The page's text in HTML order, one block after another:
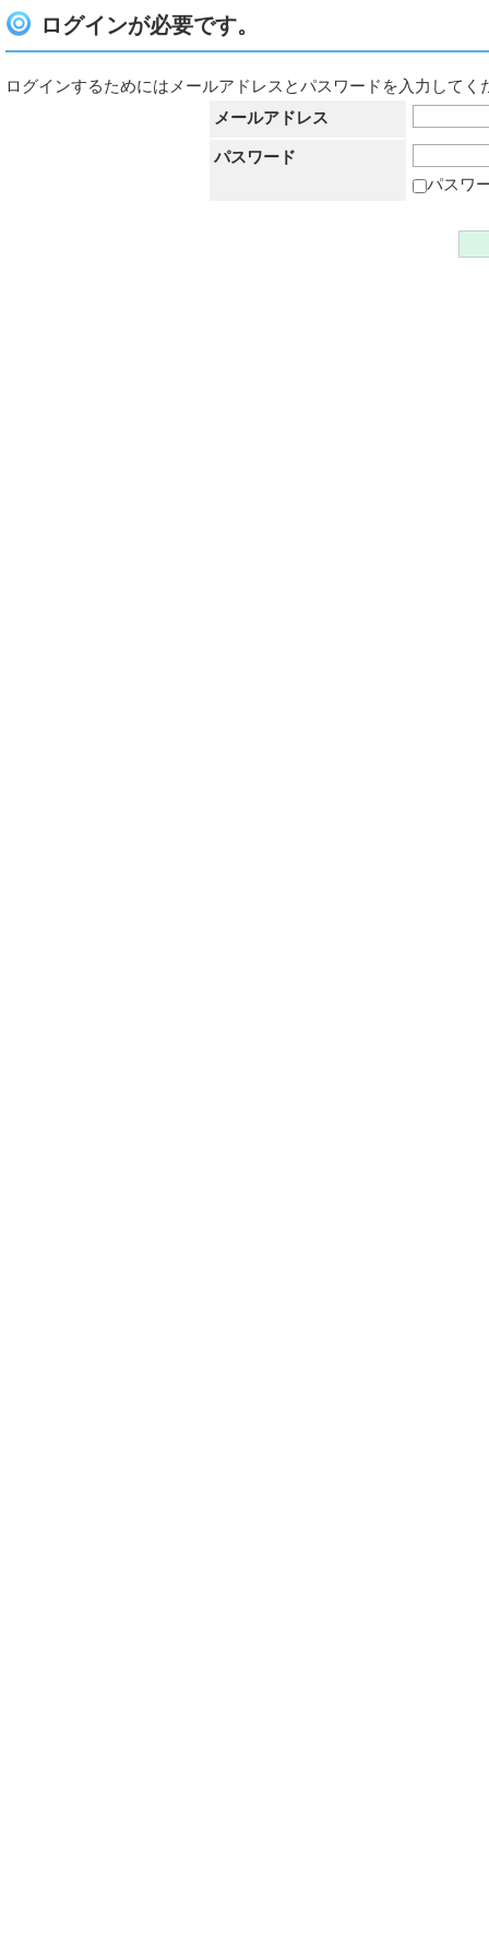
ログインが必要です。
ログインするためにはメールアドレスとパスワードを入力してく
メールアドレス
パスワード
パスワ